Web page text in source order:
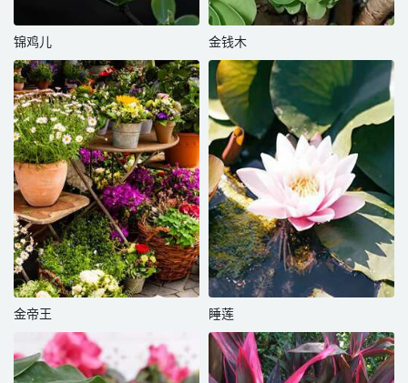
锦鸡儿 金钱木
金帝王 睡莲